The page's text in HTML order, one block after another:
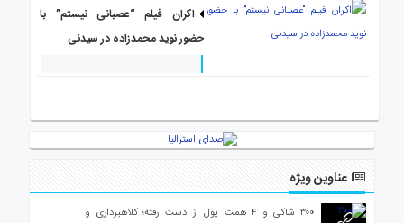
اکران فیلم “عصبانی نیستم” با
حضور نوید محمدزاده در سیدنی
عناوین ویژه
۳۰۰ شاکی و ۴ همت پول از دست رفته؛ کلاهبرداری و